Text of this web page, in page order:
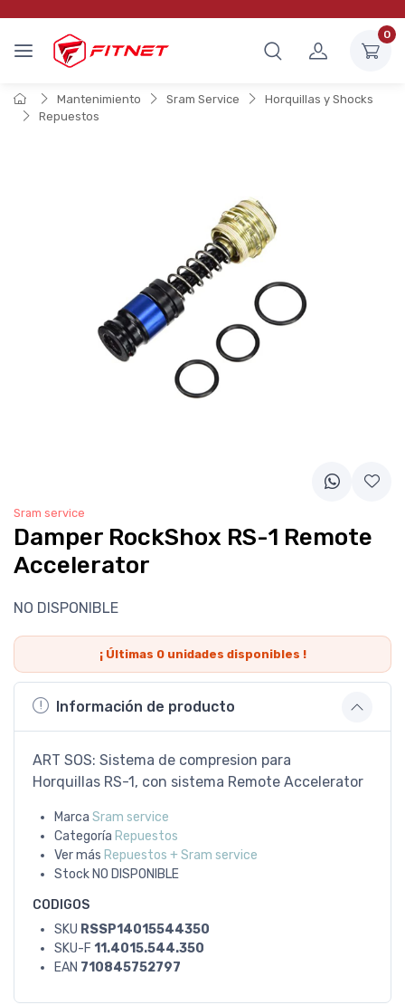
0
Mantenimiento Sram Service
Horquillas y Shocks
Repuestos
Sram service
Damper RockShox RS-1 Remote
Accelerator
NO DISPONIBLE
¡ Últimas 0unidades disponibles !
Información de producto
ART SOS: Sistema de compresion para
Horquillas RS-1, con sistema Remote Accelerator
Marca Sram service
Categoría Repuestos
Ver más Repuestos + Sram service
Stock NO DISPONIBLE
CODIGOS
SKU RSSP14015544350
SKU-F 11.4015.544.350
EAN 710845752797